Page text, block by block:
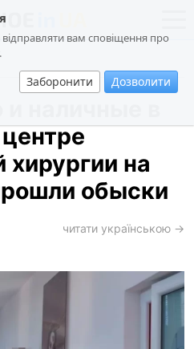
вам сповіщення про
Заборонити Дозволити
общество
происшествия
криминал
техно
харьков
gambling
наличные в
хирургии на
обыски
читати українською →